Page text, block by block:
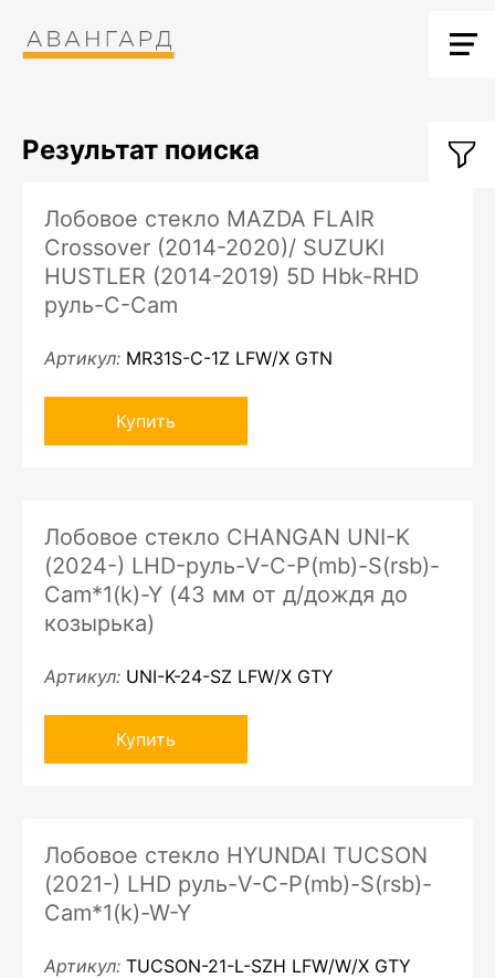
Результат поиска
Лобовое стекло MAZDA FLAIR
Crossover (2014-2020)/ SUZUKI
HUSTLER (2014-2019) 5D Hbk-RHD
руль-C-Cam
Артикул: MR31S-C-1Z LFW/X GTN
Купить
Лобовое стекло CHANGAN UNI-K
(2024-) LHD-руль-V-C-P(mb)-S(rsb)-
Cam*1(k)-Y (43 мм от д/дождя до
козырька)
Артикул: UNI-K-24-SZ LFW/X GTY
Купить
Лобовое стекло HYUNDAI TUCSON
(2021-) LHD руль-V-C-P(mb)-S(rsb)-
Cam*1(k)-W-Y
Артикул: TUCSON-21-L-SZH LFW/W/X GTY